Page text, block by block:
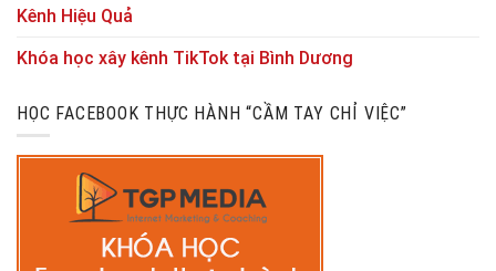
Kênh Hiệu Quả
Khóa học xây kênh TikTok tại Bình Dương
HỌC FACEBOOK THỰC HÀNH “CẦM TAY CHỈ VIỆC”